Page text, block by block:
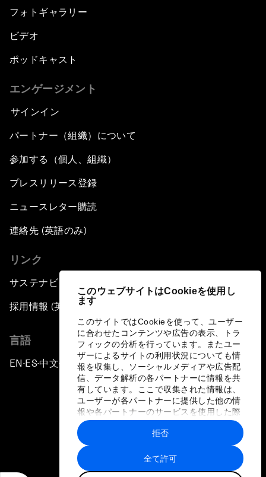
このウェブサイトはCookieを使用し
ます
このサイトではCookieを使って、ユーザー
に合わせたコンテンツや広告の表示、トラ
フィックの分析を行っています。またユー
ザーによるサイトの利用状況についても情
報を収集し、ソーシャルメディアや広告配
信、データ解析の各パートナーに情報を共
有しています。ここで収集された情報は、
ユーザーが各パートナーに提供した他の情
報や各パートナーのサービスを使用した際
に収集された情報と組み合わされ、各パー
トナーによって使用されることがありま
す。
全て許可
拒否
フォトギャラリー
ビデオ
ポッドキャスト
エンゲージメント
サインイン
パートナー（組織）について
参加する（個人、組織）
プレスリリース登録
ニュースレター購読
連絡先 (英語のみ)
リンク
サステナビリティへの取り組み
採用情報 (英語のみ)
言語
EN ▪ ES▪中文▪ 日本語
プライバシーポリシーと利用規約
サイトマップ